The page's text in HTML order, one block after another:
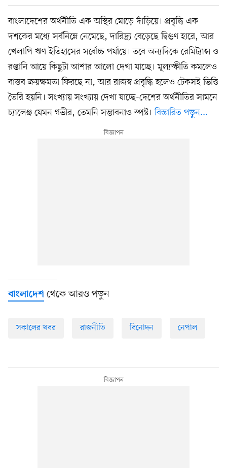
বাংলাদেশের অর্থনীতি এক অস্থির মোড়ে দাঁড়িয়ে। প্রবৃদ্ধি এক
দশকের মধ্যে সর্বনিম্নে নেমেছে, দারিদ্র্য বেড়েছে দ্বিগুণ হারে, আর
খেলাপি ঋণ ইতিহাসের সর্বোচ্চ পর্যায়ে। তবে অন্যদিকে রেমিট্যান্স ও
রপ্তানি আয়ে কিছুটা আশার আলো দেখা যাচ্ছে। মূল্যস্ফীতি কমলেও
বাস্তব ক্রয়ক্ষমতা ফিরছে না, আর রাজস্ব প্রবৃদ্ধি হলেও টেকসই ভিত্তি
তৈরি হয়নি। সংখ্যায় সংখ্যায় দেখা যাচ্ছে-দেশের অর্থনীতির সামনে
চ্যালেঞ্জ যেমন গভীর, তেমনি সম্ভাবনাও স্পষ্ট।বিস্তারিত পড়ুন...
বাংলাদেশ থেকে আরও পড়ুন
সকালের খবর রাজনীতি বিনোদন নেপাল